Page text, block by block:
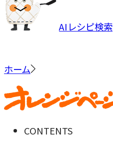
AIレシピ検索
ホーム
CONTENTS